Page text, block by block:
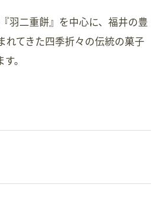
羽二重餅』を中心に、福井の豊
れてきた四季折々の伝統の菓子
。